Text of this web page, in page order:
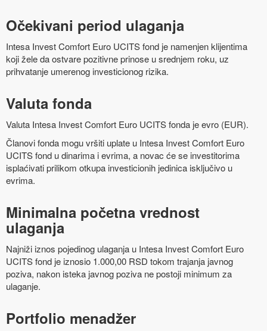
Očekivani period ulaganja
Intesa Invest Comfort Euro UCITS fond je namenjen klijentima
koji žele da ostvare pozitivne prinose u srednjem roku, uz
prihvatanje umerenog investicionog rizika.
Valuta fonda
Valuta Intesa Invest Comfort Euro UCITS fonda je evro (EUR).
Članovi fonda mogu vršiti uplate u Intesa Invest Comfort Euro
UCITS fond u dinarima i evrima, a novac će se investitorima
isplaćivati prilikom otkupa investicionih jedinica isključivo u
evrima.
Minimalna početna vrednost
ulaganja
Najniži iznos pojedinog ulaganja u Intesa Invest Comfort Euro
UCITS fond je iznosio 1.000,00 RSD tokom trajanja javnog
poziva, nakon isteka javnog poziva ne postoji minimum za
ulaganje.
Portfolio menadžer